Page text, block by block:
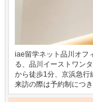
iae留学ネット品川オフ
る、品川イーストワン
から徒歩1分、京浜急行
来訪の際は予約制につ